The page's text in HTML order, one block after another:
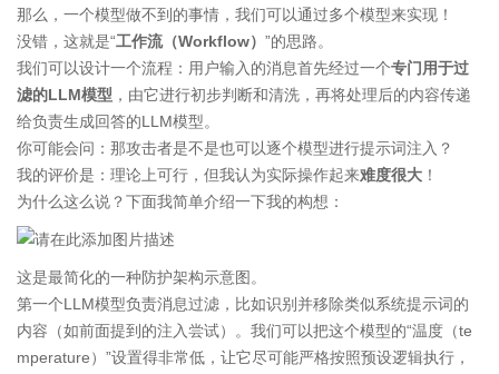
那么，一个模型做不到的事情，我们可以通过多个模型来实现！
没错，这就是“工作流（Workflow） ”的思路。
我们可以设计一个流程：用户输入的消息首先经过一个专门用于过
滤的LLM模型 ，由它进行初步判断和清洗，再将处理后的内容传递
给负责生成回答的LLM模型。
你可能会问：那攻击者是不是也可以逐个模型进行提示词注入？
我的评价是：理论上可行，但我认为实际操作起来难度很大 ！
为什么这么说？下面我简单介绍一下我的构想：
这是最简化的一种防护架构示意图。
第一个LLM模型负责消息过滤，比如识别并移除类似系统提示词的
内容（如前面提到的注入尝试）。我们可以把这个模型的“温度（te
mperature）”设置得非常低，让它尽可能严格按照预设逻辑执行，